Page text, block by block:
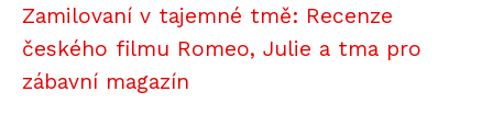
Zamilovaní v tajemné tmě: Recenze
českého filmu Romeo, Julie a tma pro
zábavní magazín